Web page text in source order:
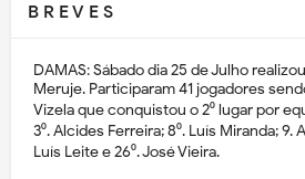
B R E V E S
DAMAS: Sábado dia 25 de Julho
Meruje. Participaram 41 jogadores
Vizela que conquistou o 2⁰ lugar por
3⁰. Alcides Ferreira; 8⁰. Luís Miranda; 9.
Luís Leite e 26⁰. José Vieira.